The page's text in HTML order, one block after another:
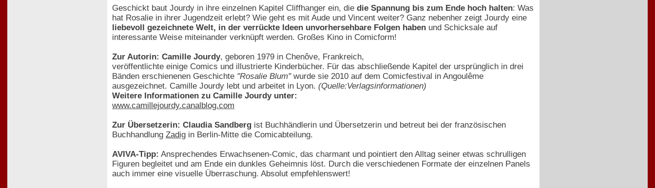
Geschickt baut Jourdy in ihre einzelnen Kapitel Cliffhanger ein, die die Spannung bis zum Ende hoch halten: Was
hat Rosalie in ihrer Jugendzeit erlebt? Wie geht es mit Aude und Vincent weiter? Ganz nebenher zeigt Jourdy eine
liebevoll gezeichnete Welt, in der verrückte Ideen unvorhersehbare Folgen haben und Schicksale auf
interessante Weise miteinander verknüpft werden. Großes Kino in Comicform!
Zur Autorin: Camille Jourdy, geboren 1979 in Chenôve, Frankreich,
veröffentlichte einige Comics und illustrierte Kinderbücher. Für das abschließende Kapitel der ursprünglich in drei
Bänden erschienenen Geschichte "Rosalie Blum"wurde sie 2010 auf dem Comicfestival in Angoulême
ausgezeichnet. Camille Jourdy lebt und arbeitet in Lyon. (Quelle:Verlagsinformationen)
Weitere Informationen zu Camille Jourdy unter:
www.camillejourdy.canalblog.com
Zur Übersetzerin: Claudia Sandberg ist Buchhändlerin und Übersetzerin und betreut bei der französischen
Buchhandlung Zadig in Berlin-Mitte die Comicabteilung.
AVIVA-Tipp: Ansprechendes Erwachsenen-Comic, das charmant und pointiert den Alltag seiner etwas schrulligen
Figuren begleitet und am Ende ein dunkles Geheimnis löst. Durch die verschiedenen Formate der einzelnen Panels
auch immer eine visuelle Überraschung. Absolut empfehlenswert!